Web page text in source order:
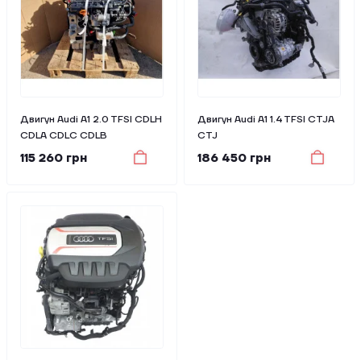
Двигун Audi A1 2.0 TFSI CDLH
CDLA CDLC CDLB
115 260 грн
Двигун Audi A1 1.4 TFSI CTJA
CTJ
186 450 грн